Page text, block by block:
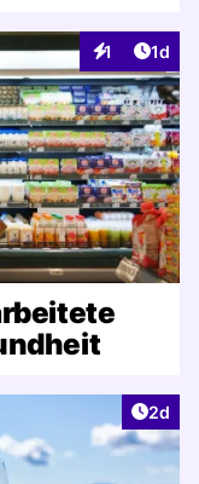
1
Interaktionen
1d
2d